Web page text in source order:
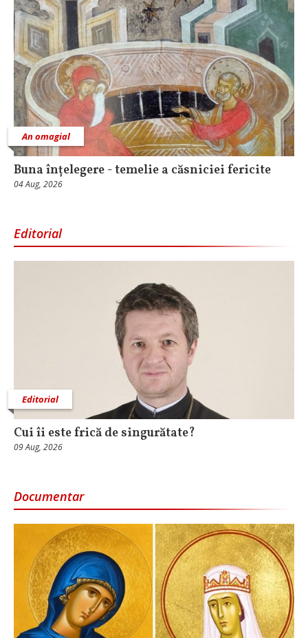
An omagial
Buna înțelegere - temelie a căsniciei fericite
04 Aug, 2026
Editorial
Editorial
Cui îi este frică de singurătate?
09 Aug, 2026
Documentar